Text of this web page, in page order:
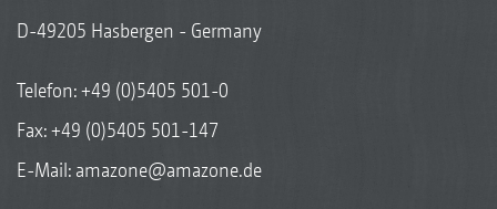
D-49205 Hasbergen - Germany
Telefon:+49 (0)5405 501-0
Fax: +49 (0)5405 501-147
E-Mail: amazone@amazone.de